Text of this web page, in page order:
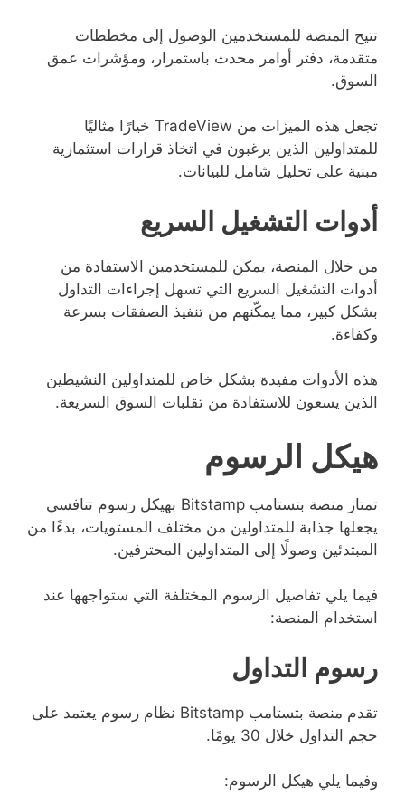
تتيح المنصة للمستخدمين الوصول إلى مخططات
متقدمة، دفتر أوامر محدث باستمرار، ومؤشرات عمق
السوق.
تجعل هذه الميزات من TradeView خيارًا مثاليًا
للمتداولين الذين يرغبون في اتخاذ قرارات استثمارية
مبنية على تحليل شامل للبيانات.
أدوات التشغيل السريع
من خلال المنصة، يمكن للمستخدمين الاستفادة من
أدوات التشغيل السريع التي تسهل إجراءات التداول
بشكل كبير، مما يمكّنهم من تنفيذ الصفقات بسرعة
وكفاءة.
هذه الأدوات مفيدة بشكل خاص للمتداولين النشيطين
الذين يسعون للاستفادة من تقلبات السوق السريعة.
هيكل الرسوم
تمتاز منصة بتستامب Bitstamp بهيكل رسوم تنافسي
يجعلها جذابة للمتداولين من مختلف المستويات، بدءًا من
المبتدئين وصولًا إلى المتداولين المحترفين.
فيما يلي تفاصيل الرسوم المختلفة التي ستواجهها عند
استخدام المنصة:
رسوم التداول
تقدم منصة بتستامب Bitstamp نظام رسوم يعتمد على
حجم التداول خلال 30 يومًا.
وفيما يلي هيكل الرسوم: